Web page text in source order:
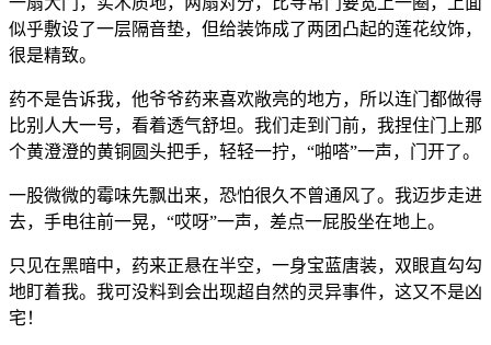
似乎敷设了一层隔音垫，但给装饰成了两团凸起的莲花纹饰，
很是精致。
药不是告诉我，他爷爷药来喜欢敞亮的地方，所以连门都做得
比别人大一号，看着透气舒坦。我们走到门前，我捏住门上那
个黄澄澄的黄铜圆头把手，轻轻一拧，“啪嗒”一声，门开了。
一股微微的霉味先飘出来，恐怕很久不曾通风了。我迈步走进
去，手电往前一晃，“哎呀”一声，差点一屁股坐在地上。
只见在黑暗中，药来正悬在半空，一身宝蓝唐装，双眼直勾勾
地盯着我。我可没料到会出现超自然的灵异事件，这又不是凶
宅！